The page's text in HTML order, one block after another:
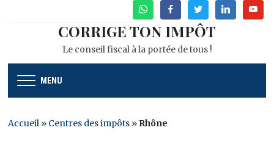
WhatsAppFacebookTwitterLinkedin
CORRIGE TON IMPÔT
Le conseil fiscal à la portée de tous !
MENU
Accueil » Centres des impôts » Rhône